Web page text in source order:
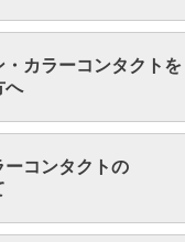
カラーコンタクトを
へ
ーコンタクトの